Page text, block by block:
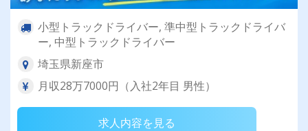
小型トラックドライバー, 準中型トラックドライバ
ー, 中型トラックドライバー
埼玉県新座市
月収28万7000円（入社2年目 男性）
求人内容を見る